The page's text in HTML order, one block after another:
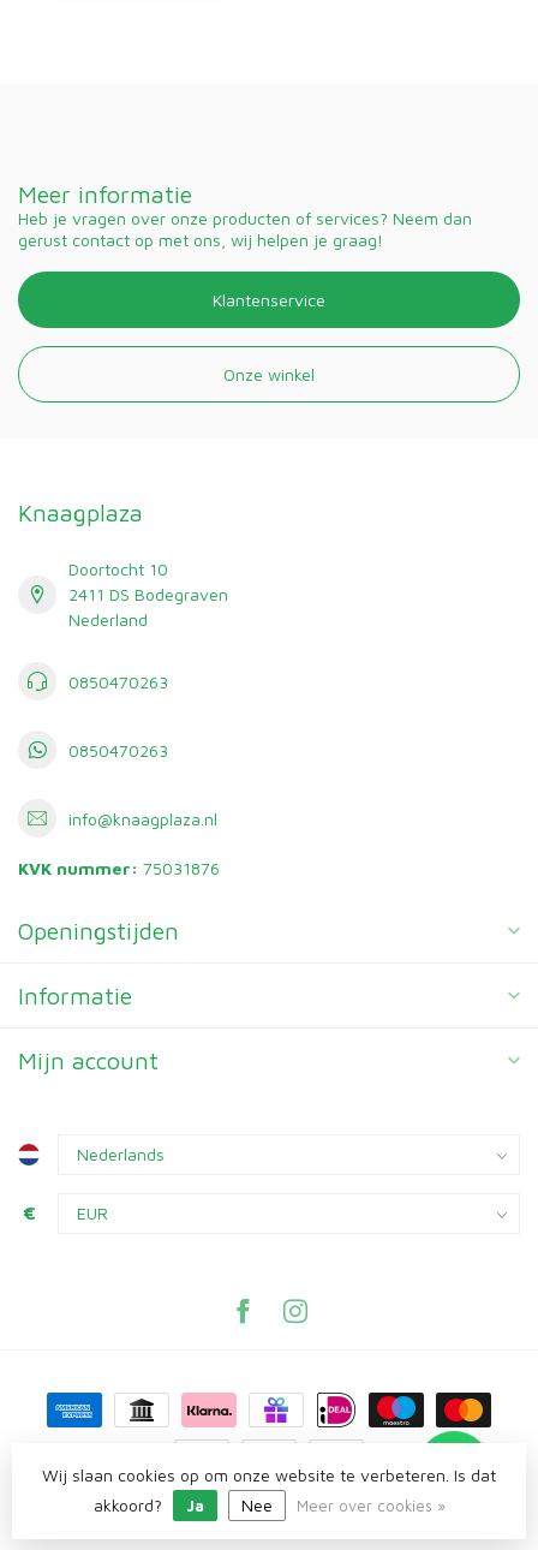
Meer informatie
Heb je vragen over onze producten of services? Neem dan
gerust contact op met ons, wij helpen je graag!
Klantenservice
Onze winkel
Knaagplaza
Doortocht 10
2411 DS Bodegraven
Nederland
0850470263
0850470263
info@knaagplaza.nl
KVK nummer: 75031876
Openingstijden
Informatie
Mijn account
€
© Copyright 2026 Knaagplaza
Wij slaan cookies op om onze website te verbeteren. Is dat
akkoord?
Ja Nee Meer over cookies »